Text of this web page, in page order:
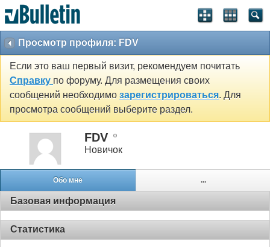
Просмотр профиля: FDV
Если это ваш первый визит, рекомендуем почитать
Справку по форуму. Для размещения своих
сообщений необходимо зарегистрироваться. Для
просмотра сообщений выберите раздел.
FDV
Новичок
Обо мне ...
Базовая информация
Статистика